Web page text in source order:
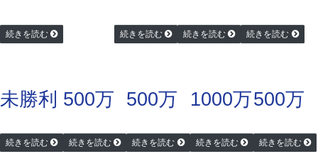
続きを読む 続きを読む 続きを読む 続きを読む
未勝利
続きを読む
500万
続きを読む
500万
続きを読む
1000万
続きを読む
500万
続きを読む